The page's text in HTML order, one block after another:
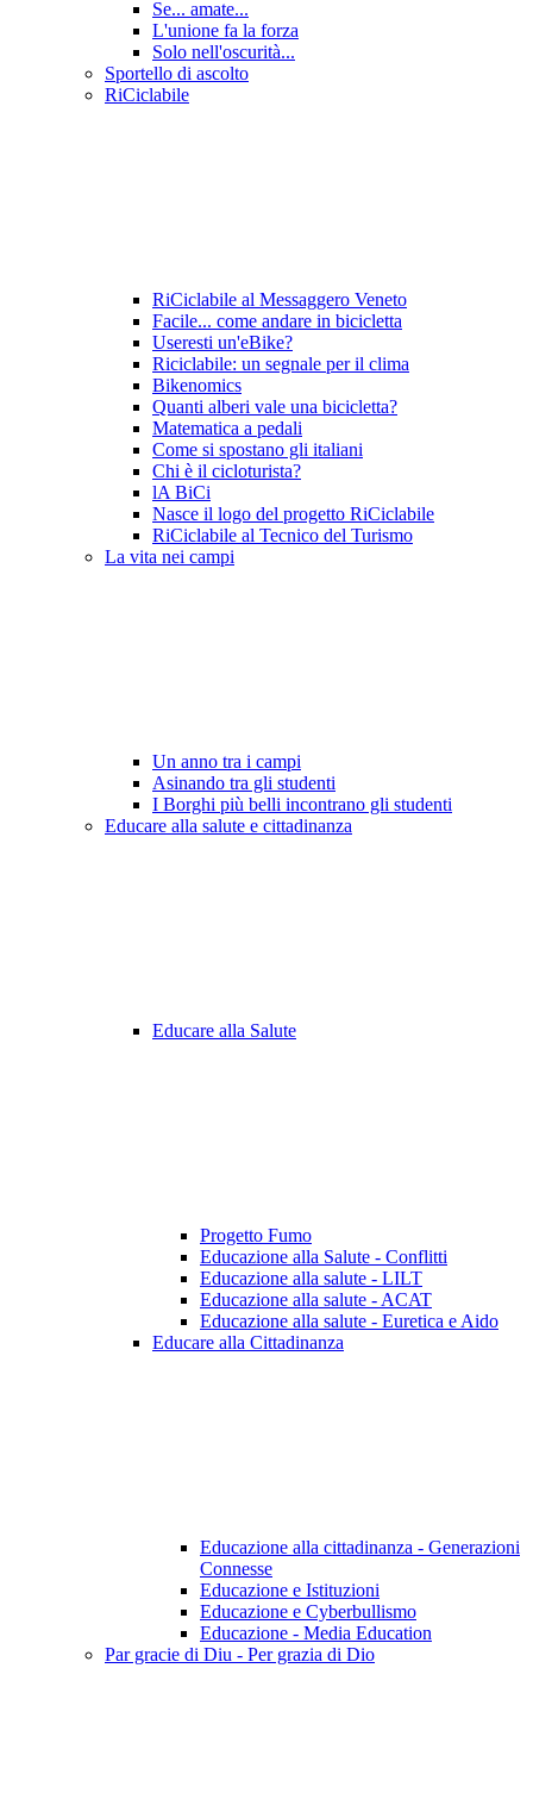
Se... amate...
L'unione fa la forza
Solo nell'oscurità...
Sportello di ascolto
RiCiclabile
RiCiclabile al Messaggero Veneto
Facile... come andare in bicicletta
Useresti un'eBike?
Riciclabile: un segnale per il clima
Bikenomics
Quanti alberi vale una bicicletta?
Matematica a pedali
Come si spostano gli italiani
Chi è il cicloturista?
lA BiCi
Nasce il logo del progetto RiCiclabile
RiCiclabile al Tecnico del Turismo
La vita nei campi
Un anno tra i campi
Asinando tra gli studenti
I Borghi più belli incontrano gli studenti
Educare alla salute e cittadinanza
Educare alla Salute
Progetto Fumo
Educazione alla Salute - Conflitti
Educazione alla salute - LILT
Educazione alla salute - ACAT
Educazione alla salute - Euretica e Aido
Educare alla Cittadinanza
Educazione alla cittadinanza - Generazioni
Connesse
Educazione e Istituzioni
Educazione e Cyberbullismo
Educazione - Media Education
Par gracie di Diu - Per grazia di Dio